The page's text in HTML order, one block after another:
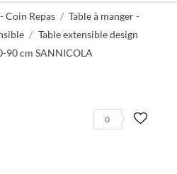
Coin Repas
Table à manger -
Table extensible design
90 cm SANNICOLA
0